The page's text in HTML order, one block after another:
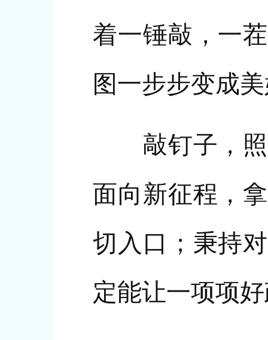
着一锤敲，一
图一步步变成
敲钉子，照
面向新征程，
切入口；秉持
定能让一项项